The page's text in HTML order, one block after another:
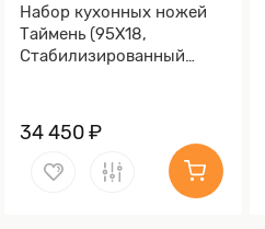
Набор кухонных ножей
Таймень (95Х18,
Стабилизированный
34 450 ₽